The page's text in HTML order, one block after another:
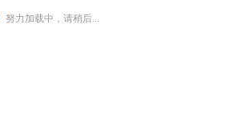
努力加载中，请稍后...